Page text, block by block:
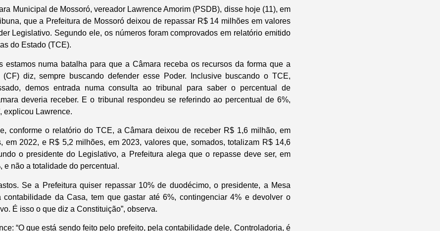
Municipal de Mossoró, vereador Lawrence Amorim (PSDB), disse hoje (11), em
que a Prefeitura de Mossoró deixou de repassar R$ 14 milhões em valores
Legislativo. Segundo ele, os números foram comprovados em relatório emitido
do Estado (TCE).
estamos numa batalha para que a Câmara receba os recursos da forma que a
(CF) diz, sempre buscando defender esse Poder. Inclusive buscando o TCE,
demos entrada numa consulta ao tribunal para saber o percentual de
deveria receber. E o tribunal respondeu se referindo ao percentual de 6%,
explicou Lawrence.
conforme o relatório do TCE, a Câmara deixou de receber R$ 1,6 milhão, em
em 2022, e R$ 5,2 milhões, em 2023, valores que, somados, totalizam R$ 14,6
o presidente do Legislativo, a Prefeitura alega que o repasse deve ser, em
e não a totalidade do percentual.
Se a Prefeitura quiser repassar 10% de duodécimo, o presidente, a Mesa
contabilidade da Casa, tem que gastar até 6%, contingenciar 4% e devolver o
É isso o que diz a Constituição”, observa.
“O que está sendo feito pelo prefeito, pela contabilidade dele, Controladoria, é